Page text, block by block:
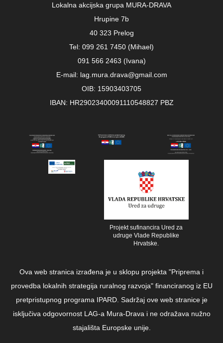
Lokalna akcijska grupa MURA-DRAVA
Hrupine 7b
40 323 Prelog
Tel: 099 261 7450 (Mihael)
091 566 2463 (Ivana)
E-mail: lag.mura.drava@gmail.com
OIB: 15903403705
IBAN: HR29023400091110548827 PBZ
Projekt sufinancira Ured za
udruge Vlade Republike
Hrvatske.
Ova web stranica izrađena je u sklopu projekta "Priprema i
provedba lokalnih strategija ruralnog razvoja" financiranog iz EU
pretpristupnog programa IPARD. Sadržaj ove web stranice je
isključiva odgovornost LAG-a Mura-Drava i ne odražava nužno
stajališta Europske unije.